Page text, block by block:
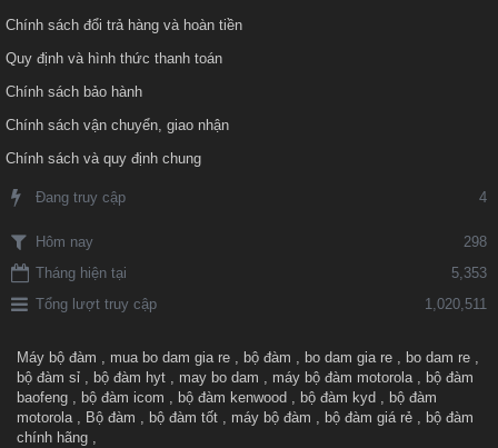
Chính sách đổi trả hàng và hoàn tiền
Quy định và hình thức thanh toán
Chính sách bảo hành
Chính sách vận chuyển, giao nhận
Chính sách và quy định chung
Đang truy cập 4
Hôm nay
298
Tháng hiện tại
5,353
Tổng lượt truy cập
1,020,511
Máy bộ đàm , mua bo dam gia re , bộ đàm , bo dam gia re , bo dam re ,
bộ đàm sỉ , bộ đàm hyt , may bo dam , máy bộ đàm motorola, bộ đàm
baofeng , bộ đàm icom , bộ đàm kenwood , bộ đàm kyd , bộ đàm
motorola, Bộ đàm , bộ đàm tốt , máy bộ đàm , bộ đàm giá rẻ , bộ đàm
chính hãng ,